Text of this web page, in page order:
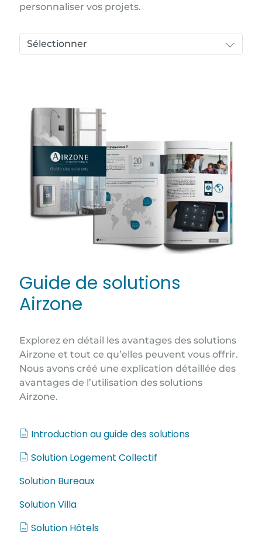
personnaliser vos projets.
Guide de solutions
Airzone
Explorez en détail les avantages des solutions
Airzone et tout ce qu’elles peuvent vous offrir.
Nous avons créé une explication détaillée des
avantages de l’utilisation des solutions
Airzone.
Introduction au guide des solutions
Solution Logement Collectif
Solution Bureaux
Solution Villa
Solution Hôtels